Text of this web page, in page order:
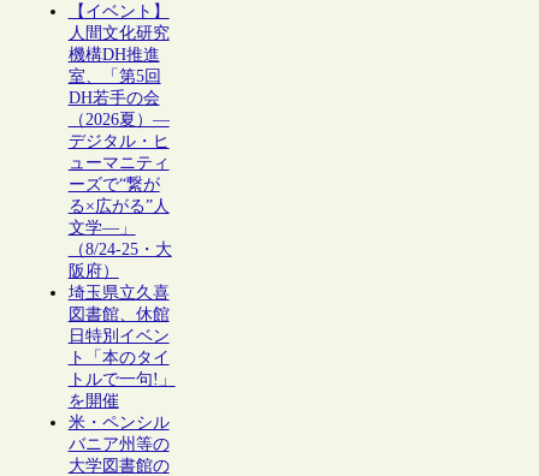
【イベント】
人間文化研究
機構DH推進
室、「第5回
DH若手の会
（2026夏）―
デジタル・ヒ
ューマニティ
ーズで“繋が
る×広がる”人
文学―」
（8/24-25・大
阪府）
埼玉県立久喜
図書館、休館
日特別イベン
ト「本のタイ
トルで一句!」
を開催
米・ペンシル
バニア州等の
大学図書館の